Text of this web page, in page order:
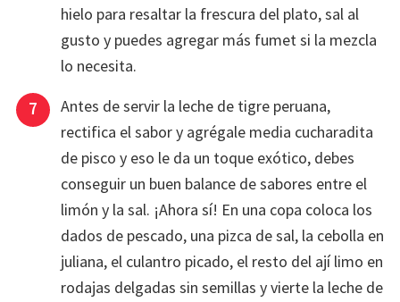
hielo para resaltar la frescura del plato, sal al
gusto y puedes agregar más fumet si la mezcla
lo necesita.
Antes de servir la leche de tigre peruana,
rectifica el sabor y agrégale media cucharadita
de pisco y eso le da un toque exótico, debes
conseguir un buen balance de sabores entre el
limón y la sal. ¡Ahora sí! En una copa coloca los
dados de pescado, una pizca de sal, la cebolla en
juliana, el culantro picado, el resto del ají limo en
rodajas delgadas sin semillas y vierte la leche de